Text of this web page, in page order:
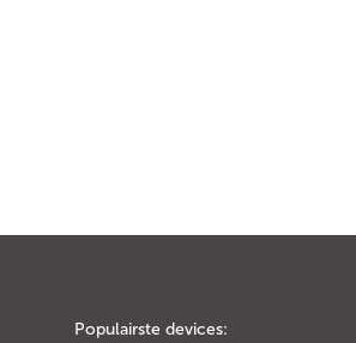
Populairste devices: